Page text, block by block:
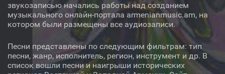
Исполнитель
звукозаписью начались работы над созданием
музыкального онлайн-портала armenianmusic.am, на
котором были размещены все аудиозаписи.
Песни представлены по следующим фильтрам: тип
песни, жанр, исполнитель, регион, инструмент и др. В
список вошли песни и наигрыши исторических